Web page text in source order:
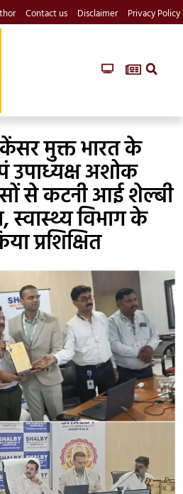
Contact us Disclaimer Privacy Policy
मुक्त भारत के
अशोक
से कटनी आई शेल्बी
स्वास्थ्य विभाग के
प्रशिक्षित